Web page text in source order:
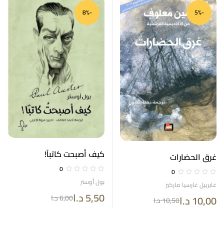
-5%
غرق الحضارات
0
غابرييل غارسيا ماركيز
10,50د.ا 10,00د.ا
-8%
كيف أصبحت كاتباً!
0
بول أوستر
6,00د.ا 5,50د.ا